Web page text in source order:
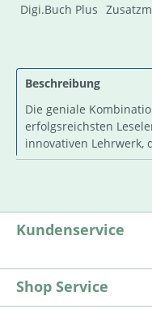
Digi.Buch Plus
Beschreibung
Die geniale
erfolgsreichsten
innovativen Lehrwerk,
Kundenservice
Shop Service